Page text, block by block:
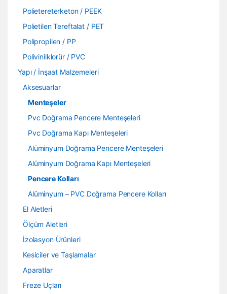
Polietereterketon / PEEK
Polietilen Tereftalat / PET
Polipropilen / PP
Polivinilklorür / PVC
Yapı / İnşaat Malzemeleri
Aksesuarlar
Menteşeler
Pvc Doğrama Pencere Menteşeleri
Pvc Doğrama Kapı Menteşeleri
Alüminyum Doğrama Pencere Menteşeleri
Alüminyum Doğrama Kapı Menteşeleri
Pencere Kolları
Alüminyum – PVC Doğrama Pencere Kolları
El Aletleri
Ölçüm Aletleri
İzolasyon Ürünleri
Kesiciler ve Taşlamalar
Aparatlar
Freze Uçları